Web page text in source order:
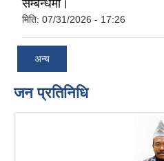
सम्बन्धमा।
मिति: 07/31/2026 - 17:26
अन्य
जन प्रतिनिधि